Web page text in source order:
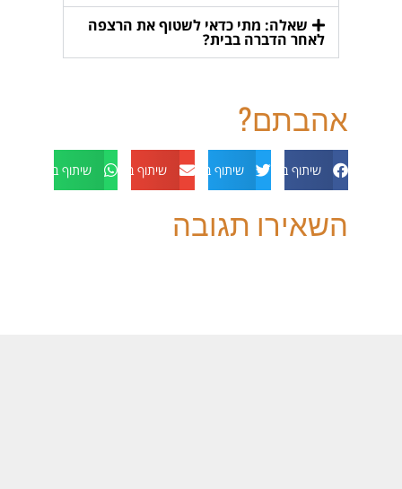
שאלה: מתי כדאי לשטוף את הרצפה
לאחר הדברה בבית?
אהבתם?
שיתוף בפייסבוק שיתוף בטוויטר שיתוף באימייל שיתוף בוואטסאפ
השאירו תגובה